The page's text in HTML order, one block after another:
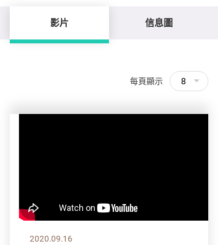
影片 信息圖
每頁顯示 8
2020.09.16